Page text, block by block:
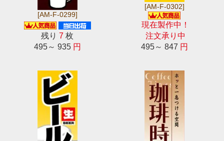
[AM-F-0299]
残り7 枚
495～ 935 円
[AM-F-0302]
現在製作中！
注文承り中
495～ 847 円